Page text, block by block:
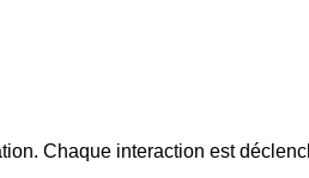
Chaque interaction est